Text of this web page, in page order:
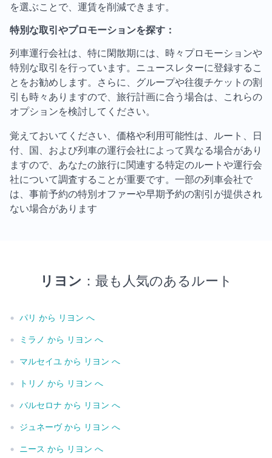
を選ぶことで、運賃を削減できます。
特別な取引やプロモーションを探す：
列車運行会社は、特に閑散期には、時々プロモーションや
特別な取引を行っています。ニュースレターに登録するこ
とをお勧めします。さらに、グループや往復チケットの割
引も時々ありますので、旅行計画に合う場合は、これらの
オプションを検討してください。
覚えておいてください、価格や利用可能性は、ルート、日
付、国、および列車の運行会社によって異なる場合があり
ますので、あなたの旅行に関連する特定のルートや運行会
社について調査することが重要です。一部の列車会社で
は、事前予約の特別オファーや早期予約の割引が提供され
ない場合があります
リヨン ：最も人気のあるルート
• パリ から リヨン へ
• ミラノ から リヨン へ
• マルセイユ から リヨン へ
• トリノ から リヨン へ
• バルセロナ から リヨン へ
• ジュネーヴ から リヨン へ
• ニース から リヨン へ